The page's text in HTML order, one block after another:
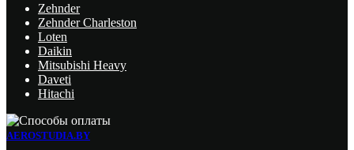
Zehnder
Zehnder Charleston
Loten
Daikin
Mitsubishi Heavy
Daveti
Hitachi
AEROSTUDIA.BY